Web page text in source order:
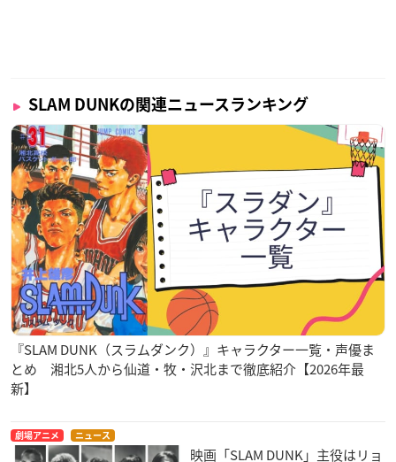
SLAM DUNKの関連ニュースランキング
『SLAM DUNK（スラムダンク）』キャラクター一覧・声優ま
とめ 湘北5人から仙道・牧・沢北まで徹底紹介【2026年最
新】
劇場アニメ ニュース
映画「SLAM DUNK」主役はリョ